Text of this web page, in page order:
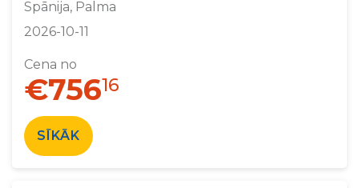
Spānija, Palma
2026-10-11
Cena no
€75616
SĪKĀK